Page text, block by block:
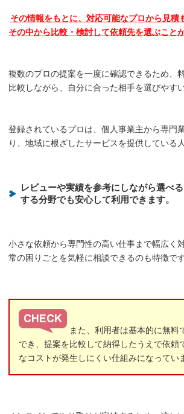
その情報をもとに、対応可能なプロから見積
その中から比較・検討して依頼先を選ぶこと
複数のプロの提案を一度に確認できるため、
比較しながら、自分に合った相手を選びやす
登録されているプロは、個人事業主から専門
り、地域に根ざしたサービスを提供している
レビューや実績を参考にしながら選べ
する分野でも安心して利用できます。
小さな依頼から専門性の高い仕事まで幅広く
常の困りごとを気軽に相談できるのも特徴です
また、利用者は基本的に無料
でき、提案を比較して納得したうえで依頼
なコストが発生しにくい仕組みになってい